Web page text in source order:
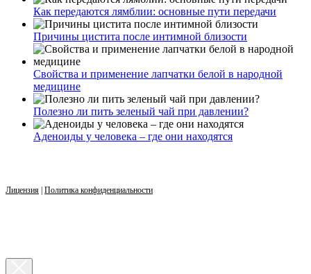
Как передаются лямблии: основные пути передачи
Причины цистита после интимной близости
Свойства и применение лапчатки белой в народной
медицине
Полезно ли пить зеленый чай при давлении?
Аденоиды у человека – где они находятся
Лицензия Политика конфиденциальности